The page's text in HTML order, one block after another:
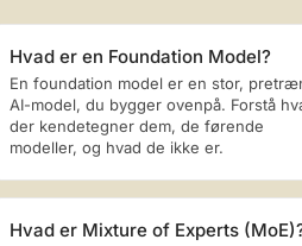
Hvad er en Foundation Model?
En foundation model er en stor,
AI-model, du bygger ovenpå. Forstå
der kendetegner dem, de førende
modeller, og hvad de ikke er.
Hvad er Mixture of Experts